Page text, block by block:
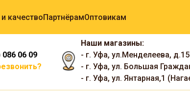
и качествоПартнёрамОптовикам
086 06 09
Наши магазины:
- г. Уфа, ул.Менделеева,
- г. Уфа, ул. Большая
- г. Уфа, ул. Янтарная,1